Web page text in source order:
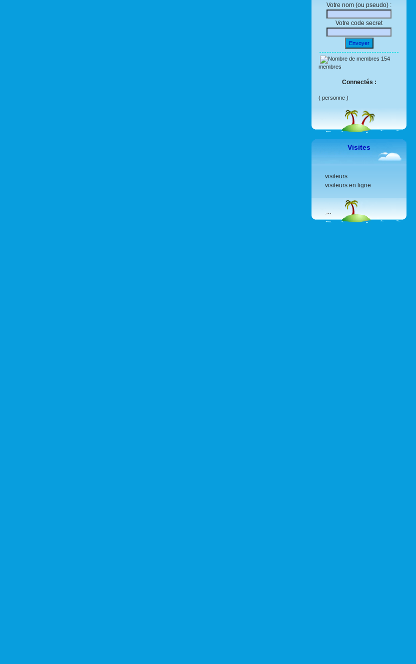
Votre nom (ou pseudo) :
Votre code secret
Envoyer
154
membres
Connectés :
( personne )
Visites
visiteurs
visiteurs en ligne